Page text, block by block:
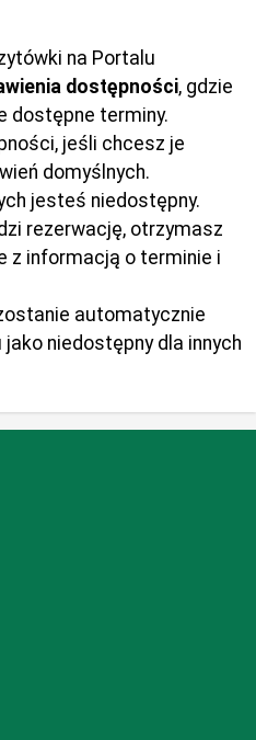
na Portalu
dostępności, gdzie
dostępne terminy.
jeśli chcesz je
domyślnych.
jesteś niedostępny.
rezerwację, otrzymasz
z informacją o terminie i
automatycznie
niedostępny dla innych